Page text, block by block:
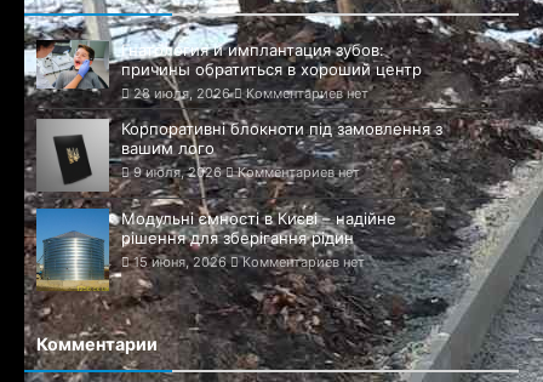
Гнатология и имплантация зубов:
причины обратиться в хороший центр
28 июля, 2026 Комментариев нет
Корпоративні блокноти під замовлення з
вашим лого
9 июля, 2026 Комментариев нет
Модульні ємності в Києві – надійне
рішення для зберігання рідин
15 июня, 2026 Комментариев нет
Комментарии